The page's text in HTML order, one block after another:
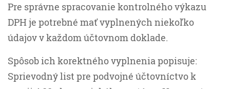
Pre správne spracovanie kontrolného výkazu
DPH je potrebné mať vyplnených niekoľko
údajov v každom účtovnom doklade.
Spôsob ich korektného vyplnenia popisuje:
Sprievodný list pre podvojné účtovníctvo k